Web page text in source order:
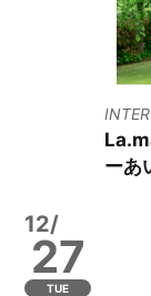
ーあ
12/
27
TUE